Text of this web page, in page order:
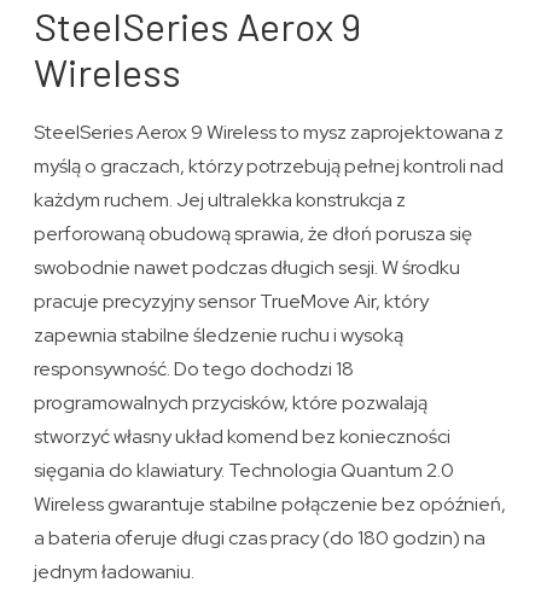
SteelSeries Aerox 9
Wireless
SteelSeries Aerox 9 Wireless to mysz zaprojektowana z
myślą o graczach, którzy potrzebują pełnej kontroli nad
każdym ruchem. Jej ultralekka konstrukcja z
perforowaną obudową sprawia, że dłoń porusza się
swobodnie nawet podczas długich sesji. W środku
pracuje precyzyjny sensor TrueMove Air, który
zapewnia stabilne śledzenie ruchu i wysoką
responsywność. Do tego dochodzi 18
programowalnych przycisków, które pozwalają
stworzyć własny układ komend bez konieczności
sięgania do klawiatury. Technologia Quantum 2.0
Wireless gwarantuje stabilne połączenie bez opóźnień,
a bateria oferuje długi czas pracy (do 180 godzin) na
jednym ładowaniu.